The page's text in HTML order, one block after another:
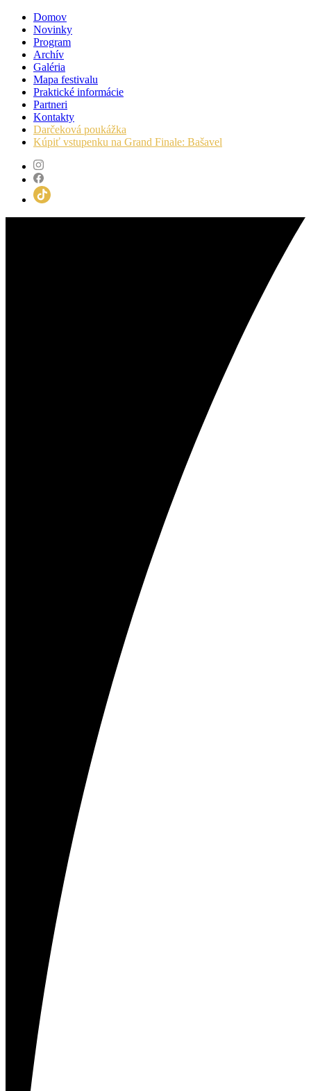
Domov
Novinky
Program
Archív
Galéria
Mapa festivalu
Praktické informácie
Partneri
Kontakty
Darčeková poukážka
Kúpiť vstupenku na Grand Finale: Bašavel